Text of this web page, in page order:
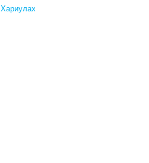
Хариулах